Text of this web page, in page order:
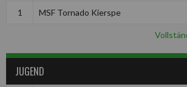
1 MSF Tornado Kierspe
JUGEND